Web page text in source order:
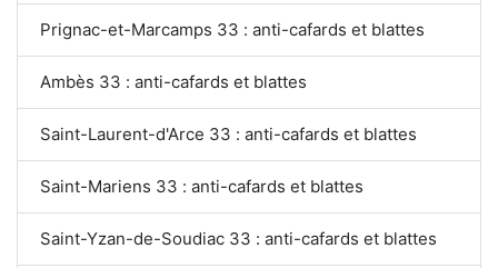
Prignac-et-Marcamps 33 : anti-cafards et blattes
Ambès 33 : anti-cafards et blattes
Saint-Laurent-d'Arce 33 : anti-cafards et blattes
Saint-Mariens 33 : anti-cafards et blattes
Saint-Yzan-de-Soudiac 33 : anti-cafards et blattes